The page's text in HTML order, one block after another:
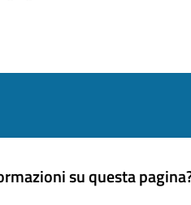
su questa